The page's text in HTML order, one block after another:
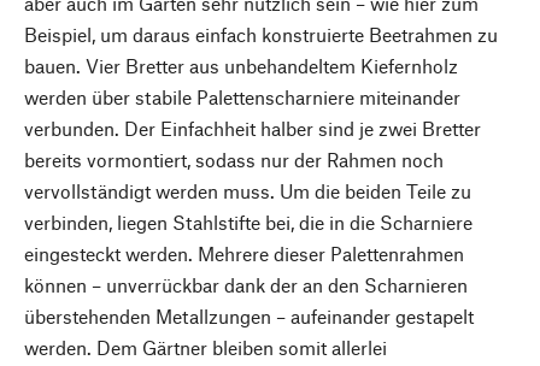
Beispiel, um daraus einfach konstruierte Beetrahmen zu
bauen. Vier Bretter aus unbehandeltem Kiefernholz
werden über stabile Palettenscharniere miteinander
verbunden. Der Einfachheit halber sind je zwei Bretter
bereits vormontiert, sodass nur der Rahmen noch
vervollständigt werden muss. Um die beiden Teile zu
verbinden, liegen Stahlstifte bei, die in die Scharniere
eingesteckt werden. Mehrere dieser Palettenrahmen
können – unverrückbar dank der an den Scharnieren
überstehenden Metallzungen – aufeinander gestapelt
werden. Dem Gärtner bleiben somit allerlei